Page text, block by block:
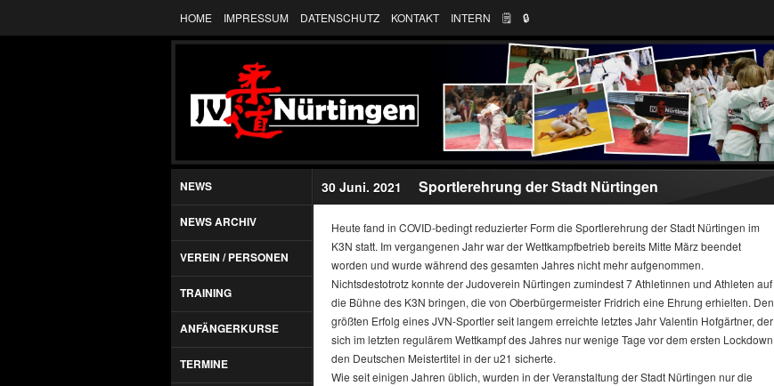
HOME IMPRESSUM DATENSCHUTZ KONTAKT INTERN 🗒 🔒︎
NEWS
NEWS ARCHIV
VEREIN / PERSONEN
TRAINING
ANFÄNGERKURSE
TERMINE
30 Juni. 2021 Sportlerehrung der Stadt Nürtingen
Heute fand in COVID-bedingt reduzierter Form die Sportlerehrung der Stadt Nürtingen im
K3N statt. Im vergangenen Jahr war der Wettkampfbetrieb bereits Mitte März beendet
worden und wurde während des gesamten Jahres nicht mehr aufgenommen.
Nichtsdestotrotz konnte der Judoverein Nürtingen zumindest 7 Athletinnen und Athleten auf
die Bühne des K3N bringen, die von Oberbürgermeister Fridrich eine Ehrung erhielten. Den
größten Erfolg eines JVN-Sportler seit langem erreichte letztes Jahr Valentin Hofgärtner, der
sich im letzten regulärem Wettkampf des Jahres nur wenige Tage vor dem ersten Lockdown
den Deutschen Meistertitel in der u21 sicherte.
Wie seit einigen Jahren üblich, wurden in der Veranstaltung der Stadt Nürtingen nur die